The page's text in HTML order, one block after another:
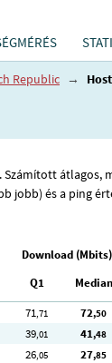
Republic →
jobb) és a ping
Download (Mbits)
Q1 Median
71,71 72,50
39,01 41,48
26,05 27,85